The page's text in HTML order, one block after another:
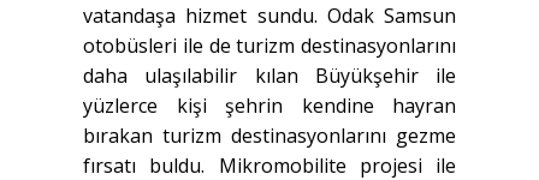
vatandaşa hizmet sundu. Odak Samsun
otobüsleri ile de turizm destinasyonlarını
daha ulaşılabilir kılan Büyükşehir ile
yüzlerce kişi şehrin kendine hayran
bırakan turizm destinasyonlarını gezme
fırsatı buldu. Mikromobilite projesi ile